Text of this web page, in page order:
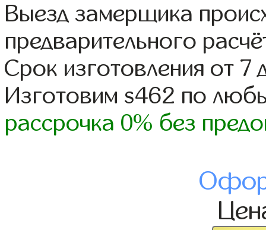
Выезд замерщика
предварительного
Срок изготовления от 7
Изготовим s462 по
рассрочка 0% без